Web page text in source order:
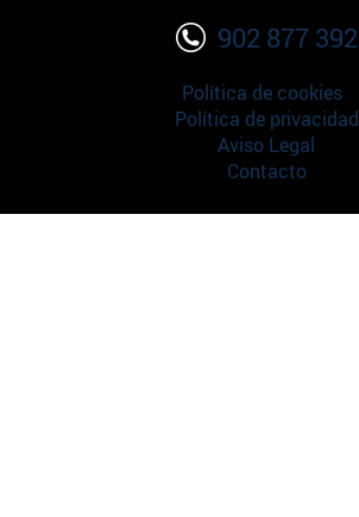
902 877 392
Política de cookies
Política de privacidad
Aviso Legal
Contacto